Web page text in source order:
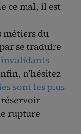
ce mal, il est
métiers du
se traduire
invalidants
n’hésitez
sont les plus
rupture